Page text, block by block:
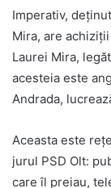
Imperativ,
Mira, are
Laurei Mira,
acesteia este
Andrada,
Aceasta este
jurul PSD Olt:
care îl preiau,